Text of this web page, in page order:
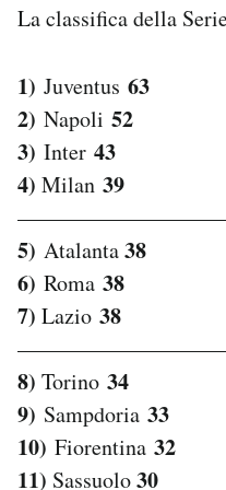
La classifica della
1) Juventus 63
2) Napoli 52
3) Inter 43
4) Milan 39
5) Atalanta38
6) Roma 38
7) Lazio 38
8) Torino 34
9) Sampdoria 33
10) Fiorentina 32
11) Sassuolo30